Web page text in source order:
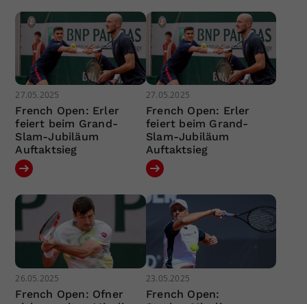
27.05.2025
French Open: Erler
feiert beim Grand-
Slam-Jubiläum
Auftaktsieg
27.05.2025
French Open: Erler
feiert beim Grand-
Slam-Jubiläum
Auftaktsieg
26.05.2025
French Open: Ofner
23.05.2025
French Open: